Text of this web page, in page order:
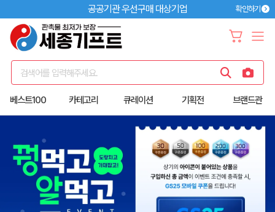
공공기관 우선구매 대상기업 확인하기
검색어를 입력해주세요.
베스트100 카테고리 큐레이션 기획전 브랜드관